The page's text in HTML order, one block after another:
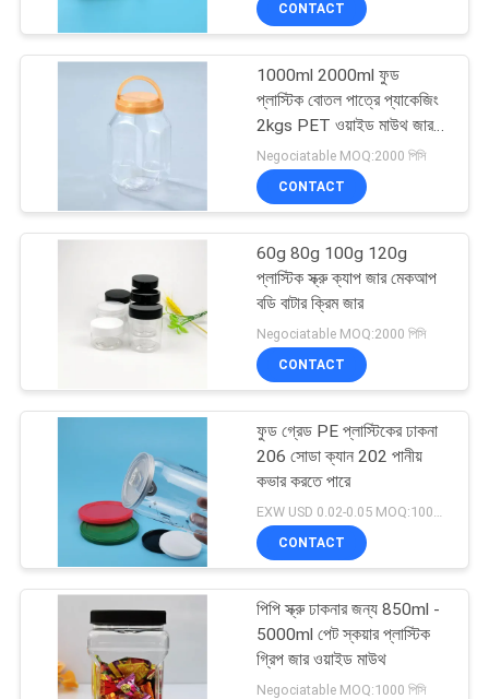
ম্যাপ
PRIVACY
প্লাস্টিক বেভারেজ ক্যান
প্লাস্টিকের খাদ্য ক্যান
59
নিষ্পত্তিযোগ্য জুস বোতল
23
66
CONTACT
1000ml 2000ml ফুড
প্লাস্টিক বোতল পাত্রে প্যাকেজিং
2kgs PET ওয়াইড মাউথ জার
ঢাকনা সহ
Negociatable MOQ:2000 পিসি
CONTACT
60g 80g 100g 120g
প্লাস্টিক স্ক্রু ক্যাপ জার মেকআপ
বডি বাটার ক্রিম জার
Negociatable MOQ:2000 পিসি
CONTACT
ফুড গ্রেড PE প্লাস্টিকের ঢাকনা
206 সোডা ক্যান 202 পানীয়
কভার করতে পারে
CONTACT
পিপি স্ক্রু ঢাকনার জন্য 850ml -
5000ml পেট স্কয়ার প্লাস্টিক
গ্রিপ জার ওয়াইড মাউথ
Negociatable MOQ:1000 পিসি